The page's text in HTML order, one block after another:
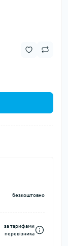
безкоштовно
за тарифами
перевізника